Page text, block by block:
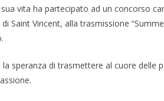
vita ha partecipato ad un concorso
Saint Vincent, alla trasmissione
la speranza di trasmettere al cuore delle